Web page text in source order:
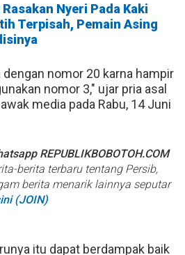
Nyeri Pada Kaki
Terpisah, Pemain Asing
nomor 20 karna hampir
nomor 3," ujar pria asal
media pada Rabu, 14 Juni
REPUBLIKBOBOTOH.COM
berita terbaru tentang Persib,
berita menarik lainnya seputar
(JOIN)
itu dapat berdampak baik